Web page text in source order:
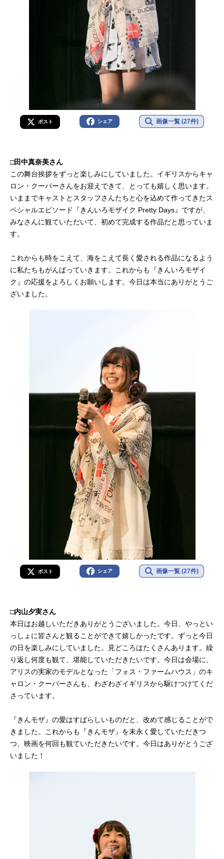
ポスト シェア 画像一覧 (27件)
□田中真奈美さん
この舞台挨拶をずっと楽しみにしていました。イギリスからキャ
ロン・クーパーさんをお迎えできて、とっても嬉しく思います。
いままでキャストとスタッフさんたちと心を込めて作ってきたス
ペシャルエピソード『きんいろモザイク Pretty Days』ですが、
みなさんに観ていただいて、初めて完成する作品だと思っていま
す。
これからも時をこえて、海をこえて長く愛される作品になるよう
に私たちもがんばっていきます。これからも『きんいろモザイ
ク』の応援をよろしくお願いします。今日は本当にありがとうご
ざいました。
ポスト シェア 画像一覧 (27件)
□内山夕実さん
本日はお越しいただきありがとうございました。今日、やっとい
っしょに皆さんと観ることができて嬉しかったです。ずっと今日
の日を楽しみにしていました。見どころはたくさんあります。繰
り返し何度も観て、堪能していただきたいです。今日は会場に、
アリスの実家のモデルとなった「フォス・ファームハウス」のキ
ャロン・クーパーさんも、わざわざイギリスから駆けつけてくだ
さっています。
『きんモザ』の愛はすばらしいものだと、改めて感じることがで
きました。これからも『きんモザ』を末永く愛していただきつ
つ、映画を何回も観ていただきたいです。今日はありがとうござ
いました！